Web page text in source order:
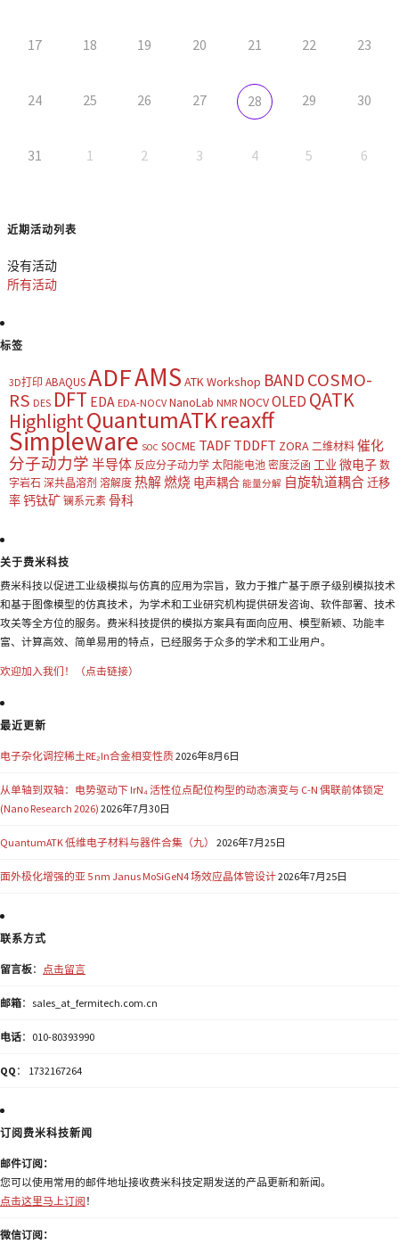
17 18 19 20 21 22 23
24 25 26 27 28 29 30
31 1 2 3 4 5 6
近期活动列表
没有活动
所有活动
标签
3D打印 ABAQUSADFAMS ATK Workshop BAND COSMO-
RS DES DFT EDA EDA-NOCV NanoLab NMR NOCVOLED QATK
HighlightQuantumATKreaxff
Simpleware SOC SOCME TADF TDDFT ZORA 二维材料 催化
分子动力学 半导体 反应分子动力学 太阳能电池 密度泛函 工业 微电子 数
字岩石 深共晶溶剂 溶解度 热解燃烧 电声耦合 能量分解 自旋轨道耦合迁移
率钙钛矿 镧系元素 骨科
关于费米科技
费米科技以促进工业级模拟与仿真的应用为宗旨，致力于推广基于原子级别模拟技术
和基于图像模型的仿真技术，为学术和工业研究机构提供研发咨询、软件部署、技术
攻关等全方位的服务。费米科技提供的模拟方案具有面向应用、模型新颖、功能丰
富、计算高效、简单易用的特点，已经服务于众多的学术和工业用户。
欢迎加入我们！（点击链接）
最近更新
电子杂化调控稀土RE₂In合金相变性质2026年8月6日
从单轴到双轴：电势驱动下 IrN₄ 活性位点配位构型的动态演变与 C-N 偶联前体锁定
(Nano Research 2026) 2026年7月30日
QuantumATK 低维电子材料与器件合集（九） 2026年7月25日
面外极化增强的亚 5 nm Janus MoSiGeN4 场效应晶体管设计2026年7月25日
联系方式
留言板： 点击留言
邮箱：sales_at_fermitech.com.cn
电话：010-80393990
QQ ： 1732167264
订阅费米科技新闻
邮件订阅：
您可以使用常用的邮件地址接收费米科技定期发送的产品更新和新闻。
点击这里马上订阅 ！
微信订阅：